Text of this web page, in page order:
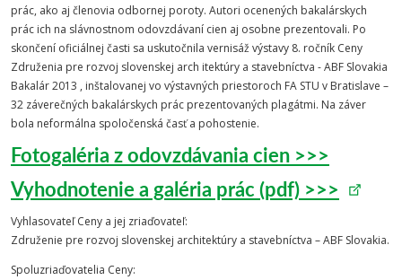
prác, ako aj členovia odbornej poroty. Autori ocenených bakalárskych
prác ich na slávnostnom odovzdávaní cien aj osobne prezentovali. Po
skončení oficiálnej časti sa uskutočnila vernisáž výstavy 8. ročník Ceny
Združenia pre rozvoj slovenskej arch itektúry a stavebníctva - ABF Slovakia
Bakalár 2013 , inštalovanej vo výstavných priestoroch FA STU v Bratislave –
32 záverečných bakalárskych prác prezentovaných plagátmi. Na záver
bola neformálna spoločenská časť a pohostenie.
Fotogaléria z odovzdávania cien >>>
Vyhodnotenie a galéria prác (pdf) >>>
Vyhlasovateľ Ceny a jej zriaďovateľ:
Združenie pre rozvoj slovenskej architektúry a stavebníctva – ABF Slovakia.
Spoluzriaďovatelia Ceny: